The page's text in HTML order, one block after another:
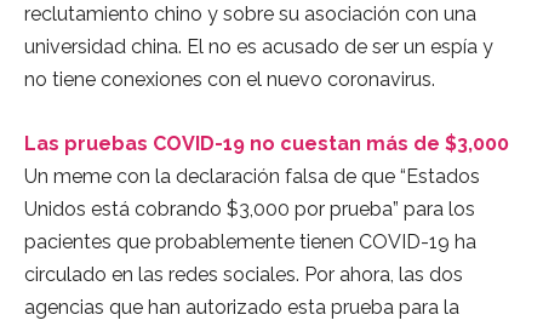
reclutamiento chino y sobre su asociación con una
universidad china. El no es acusado de ser un espía y
no tiene conexiones con el nuevo coronavirus.
Las pruebas COVID-19 no cuestan más de $3,000
Un meme con la declaración falsa de que “Estados
Unidos está cobrando $3,000 por prueba” para los
pacientes que probablemente tienen COVID-19 ha
circulado en las redes sociales. Por ahora, las dos
agencias que han autorizado esta prueba para la